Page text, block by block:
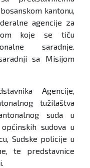
kantonu,
agencije za
koje se tiču
saradnje.
sa Misijom
Agencije,
tužilaštva
suda u
sudova u
Sudske policije u
te predstavnice